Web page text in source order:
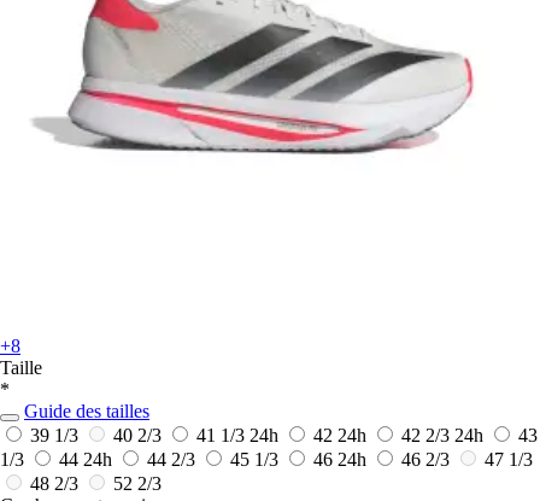
+8
Taille
*
Guide des tailles
39 1/3
40 2/3 41 1/3 24h 42 24h 42 2/3 24h
43
1/3
44 24h 44 2/3 45 1/3 46 24h 46 2/3
47 1/3
48 2/3
52 2/3